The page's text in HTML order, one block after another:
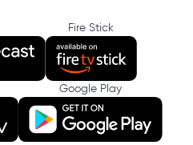
Fire Stick
Google Play